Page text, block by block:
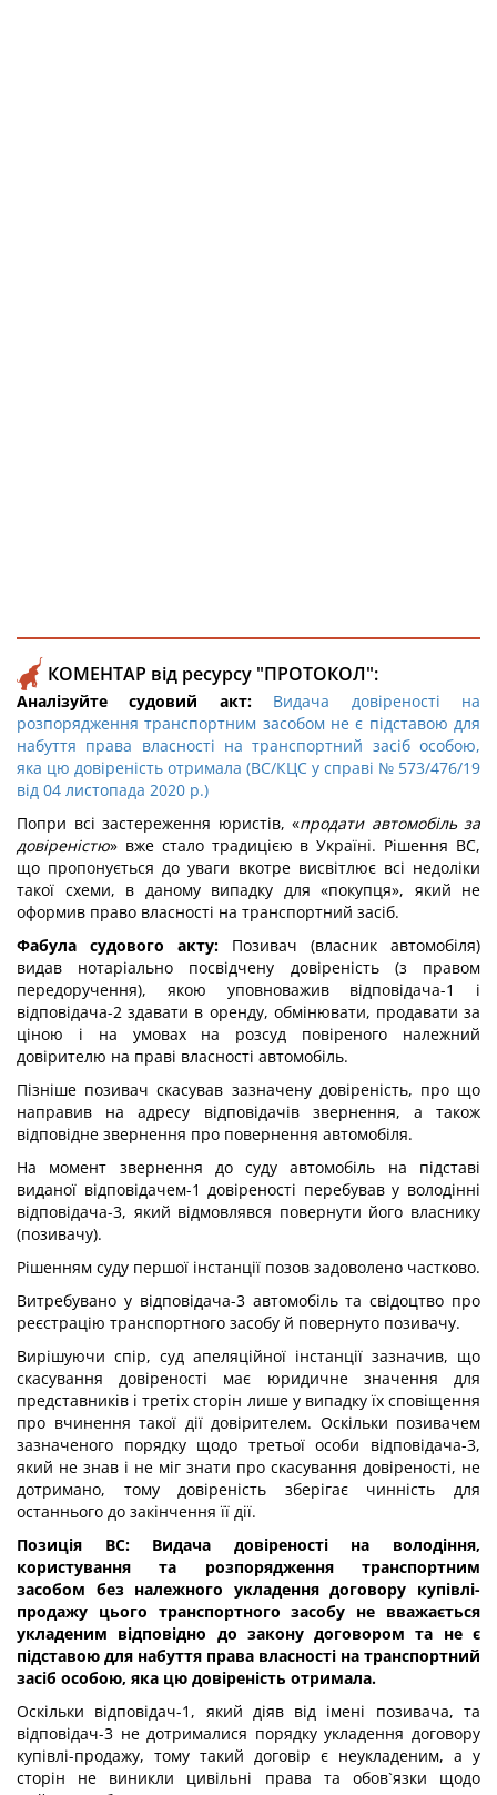
КОМЕНТАР від ресурсу "ПРОТОКОЛ":
Аналізуйте судовий акт: Видача довіреності на
розпорядження транспортним засобом не є підставою для
набуття права власності на транспортний засіб особою,
яка цю довіреність отримала (ВС/КЦС у справі № 573/476/19
від 04 листопада 2020 р.)
Попри всі застереження юристів, «продати автомобіль за
довіреністю» вже стало традицією в Україні. Рішення ВС,
що пропонується до уваги вкотре висвітлює всі недоліки
такої схеми, в даному випадку для «покупця», який не
оформив право власності на транспортний засіб.
Фабула судового акту: Позивач (власник автомобіля)
видав нотаріально посвідчену довіреність (з правом
передоручення), якою уповноважив відповідача-1 і
відповідача-2 здавати в оренду, обмінювати, продавати за
ціною і на умовах на розсуд повіреного належний
довірителю на праві власності автомобіль.
Пізніше позивач скасував зазначену довіреність, про що
направив на адресу відповідачів звернення, а також
відповідне звернення про повернення автомобіля.
На момент звернення до суду автомобіль на підставі
виданої відповідачем-1 довіреності перебував у володінні
відповідача-3, який відмовлявся повернути його власнику
(позивачу).
Рішенням суду першої інстанції позов задоволено частково.
Витребувано у відповідача-3 автомобіль та свідоцтво про
реєстрацію транспортного засобу й повернуто позивачу.
Вирішуючи спір, суд апеляційної інстанції зазначив, що
скасування довіреності має юридичне значення для
представників і третіх сторін лише у випадку їх сповіщення
про вчинення такої дії довірителем. Оскільки позивачем
зазначеного порядку щодо третьої особи відповідача-3,
який не знав і не міг знати про скасування довіреності, не
дотримано, тому довіреність зберігає чинність для
останнього до закінчення її дії.
Позиція ВС: Видача довіреності на володіння,
користування та розпорядження транспортним
засобом без належного укладення договору купівлі-
продажу цього транспортного засобу не вважається
укладеним відповідно до закону договором та не є
підставою для набуття права власності на транспортний
засіб особою, яка цю довіреність отримала.
Оскільки відповідач-1, який діяв від імені позивача, та
відповідач-3 не дотрималися порядку укладення договору
купівлі-продажу, тому такий договір є неукладеним, а у
сторін не виникли цивільні права та обов`язки щодо